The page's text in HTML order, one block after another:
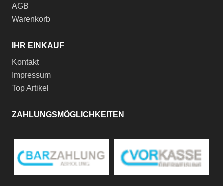
AGB
Warenkorb
IHR EINKAUF
Kontakt
Impressum
Top Artikel
ZAHLUNGSMÖGLICHKEITEN